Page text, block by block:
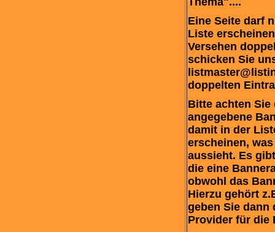
Eine Seite darf
Liste
Versehen
schicken Sie
doppelten
Bitte achten Sie
angegebene
damit in der
erscheinen,
aussieht. Es
die eine
obwohl das
Hierzu gehört
geben Sie dann
Provider für die